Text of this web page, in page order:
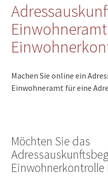
Einwohneramt
Machen Sie online ein
Einwohneramt für eine
Möchten Sie das
Einwohnerkontrolle